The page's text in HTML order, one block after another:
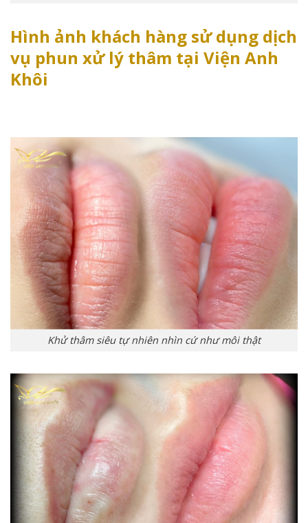
Hình ảnh khách hàng sử dụng dịch
vụ phun xử lý thâm tại Viện Anh
Khôi
Khử thâm siêu tự nhiên nhìn cứ như môi thật